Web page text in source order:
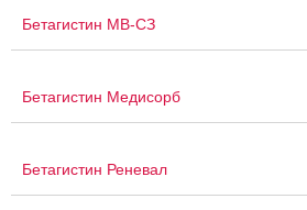
Бетагистин МВ-СЗ
Бетагистин Медисорб
Бетагистин Реневал